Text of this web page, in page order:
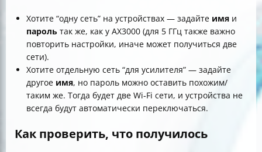
Хотите “одну сеть” на устройствах — задайте имя и
пароль так же, как у AX3000 (для 5 ГГц также важно
повторить настройки, иначе может получиться две
сети).
Хотите отдельную сеть “для усилителя” — задайте
другое имя, но пароль можно оставить похожим/
таким же. Тогда будет две Wi‑Fi сети, и устройства не
всегда будут автоматически переключаться.
Как проверить, что получилось